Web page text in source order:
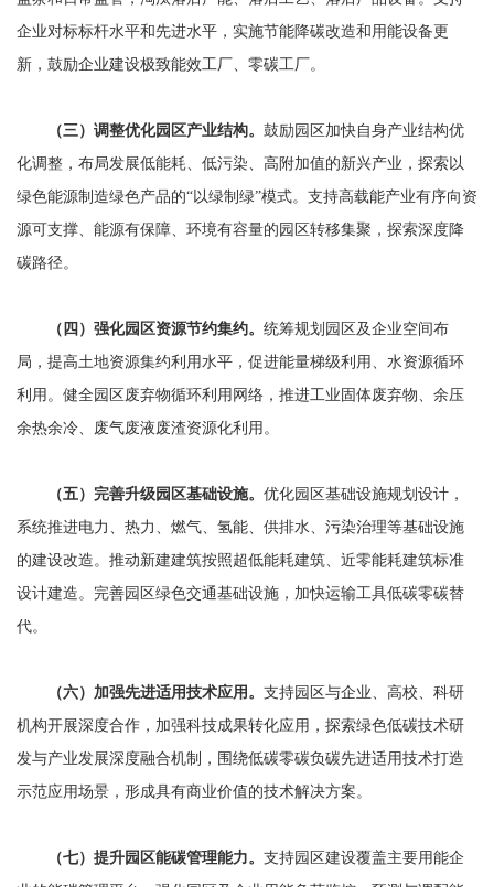
企业对标标杆水平和先进水平，实施节能降碳改造和用能设备更
新，鼓励企业建设极致能效工厂、零碳工厂。
（三）调整优化园区产业结构。 鼓励园区加快自身产业结构优
化调整，布局发展低能耗、低污染、高附加值的新兴产业，探索以
绿色能源制造绿色产品的“以绿制绿”模式。支持高载能产业有序向资
源可支撑、能源有保障、环境有容量的园区转移集聚，探索深度降
碳路径。
（四）强化园区资源节约集约。 统筹规划园区及企业空间布
局，提高土地资源集约利用水平，促进能量梯级利用、水资源循环
利用。健全园区废弃物循环利用网络，推进工业固体废弃物、余压
余热余冷、废气废液废渣资源化利用。
（五）完善升级园区基础设施。 优化园区基础设施规划设计，
系统推进电力、热力、燃气、氢能、供排水、污染治理等基础设施
的建设改造。推动新建建筑按照超低能耗建筑、近零能耗建筑标准
设计建造。完善园区绿色交通基础设施，加快运输工具低碳零碳替
代。
（六）加强先进适用技术应用。 支持园区与企业、高校、科研
机构开展深度合作，加强科技成果转化应用，探索绿色低碳技术研
发与产业发展深度融合机制，围绕低碳零碳负碳先进适用技术打造
示范应用场景，形成具有商业价值的技术解决方案。
（七）提升园区能碳管理能力。 支持园区建设覆盖主要用能企